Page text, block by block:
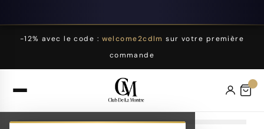
-12% avec le code : welcome2cdlm sur votre première
commande